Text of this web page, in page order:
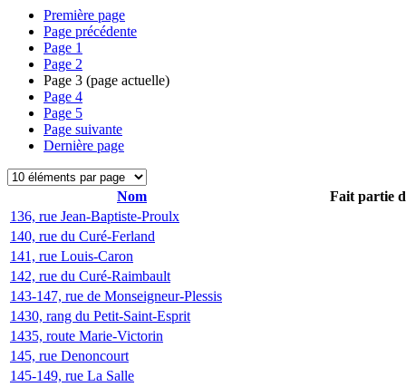
Première page
Page précédente
Page 1
Page 2
Page 3 (page actuelle)
Page 4
Page 5
Page suivante
Dernière page
Nom
Fait partie
136, rue Jean-Baptiste-Proulx
140, rue du Curé-Ferland
141, rue Louis-Caron
142, rue du Curé-Raimbault
143-147, rue de Monseigneur-Plessis
1430, rang du Petit-Saint-Esprit
1435, route Marie-Victorin
145, rue Denoncourt
145-149, rue La Salle